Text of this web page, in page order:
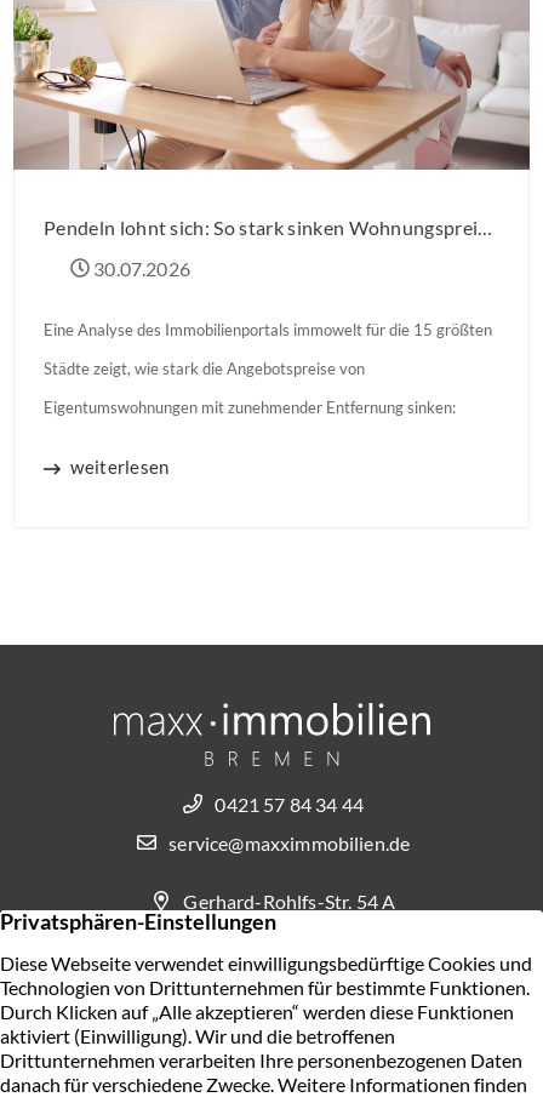
Pendeln lohnt sich: So stark sinken Wohnungspreise im Umland
30.07.2026
Eine Analyse des Immobilienportals immowelt für die 15 größten
Städte zeigt, wie stark die Angebotspreise von
Eigentumswohnungen mit zunehmender Entfernung sinken:
weiterlesen
Gerhard-Rohlfs-Str. 54 A
28757 Bremen
0421 57 84 34 44
service@maxximmobilien.de
KONTAKT AUFNEHMEN